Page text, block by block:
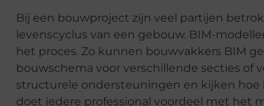
Bij een bouwproject zijn veel partijen
levenscyclus van een gebouw. BIM-
het proces. Zo kunnen bouwvakkers BIM
bouwschema voor verschillende secties
structurele ondersteuningen en kijken
doet iedere professional voordeel met het